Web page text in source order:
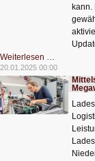
Weiterlesen …
zur
Umgehung
von
UEFI
Secure
Boot
20.01.2025 00:00